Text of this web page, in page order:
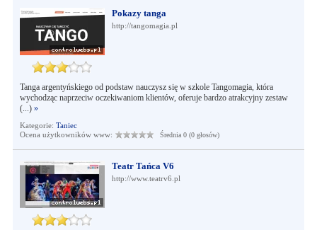
Pokazy tanga
http://tangomagia.pl
Tanga argentyńskiego od podstaw nauczysz się w szkole Tangomagia, która
wychodząc naprzeciw oczekiwaniom klientów, oferuje bardzo atrakcyjny zestaw
(...) »
Kategorie: Taniec
Ocena użytkowników www:
Średnia 0 (0 głosów)
Teatr Tańca V6
http://www.teatrv6.pl